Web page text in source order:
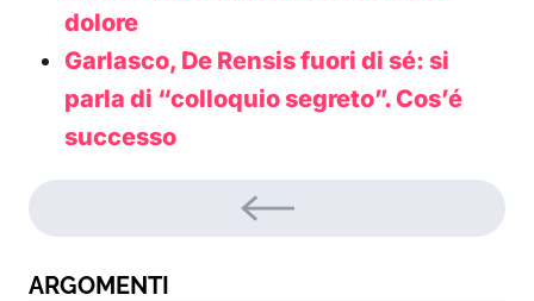
dolore
Garlasco, De Rensis fuori di sé: si
parla di “colloquio segreto”. Cos’é
successo
ARGOMENTI